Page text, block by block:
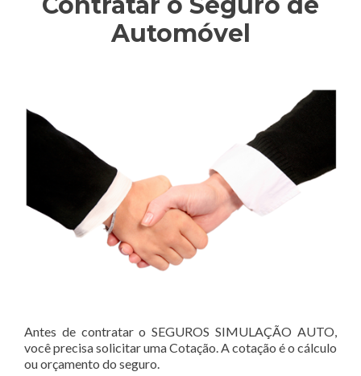
Automóvel
Antes de contratar o SEGUROS SIMULAÇÃO AUTO,
você precisa solicitar uma Cotação. A cotação é o cálculo
ou orçamento do seguro.